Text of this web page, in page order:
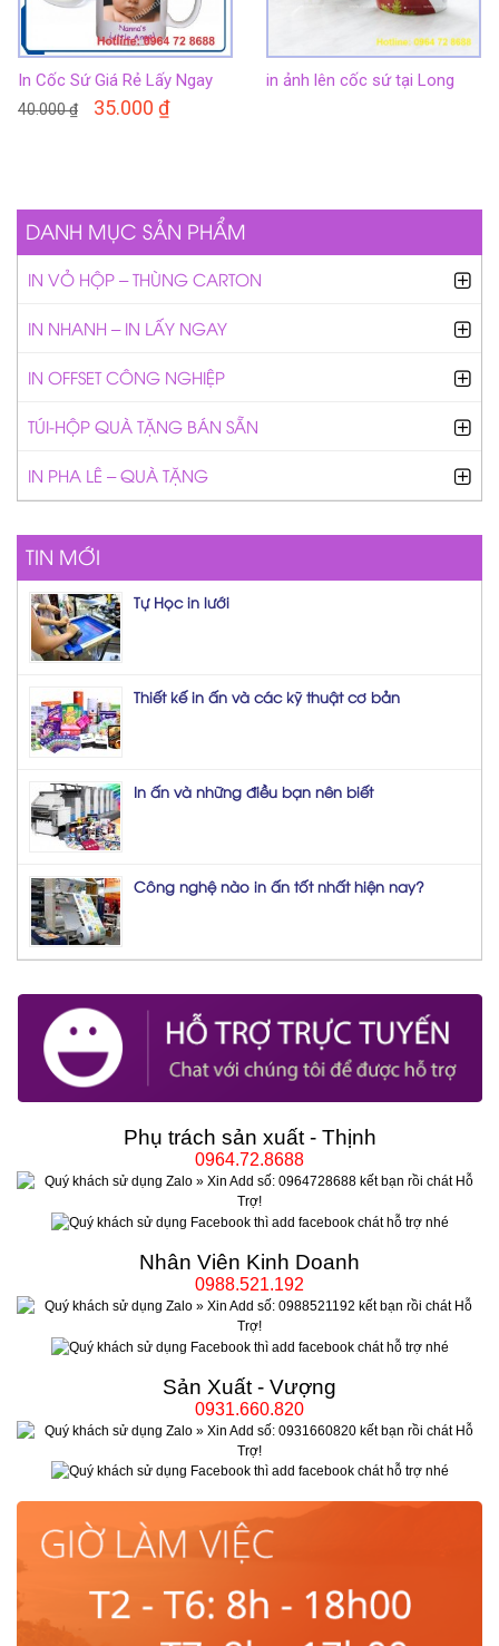
In Cốc Sứ Giá Rẻ Lấy Ngay
40.000₫ 35.000 ₫
in ảnh lên cốc sứ tại Long
DANH MỤC SẢN PHẨM
IN VỎ HỘP – THÙNG CARTON
IN NHANH – IN LẤY NGAY
IN OFFSET CÔNG NGHIỆP
TÚI-HỘP QUÀ TẶNG BÁN SẴN
IN PHA LÊ – QUÀ TẶNG
TIN MỚI
Tự Học in lưới
Thiết kế in ấn và các kỹ thuật cơ bản
In ấn và những điều bạn nên biết
Công nghệ nào in ấn tốt nhất hiện nay?
Phụ trách sản xuất - Thịnh
0964.72.8688
Nhân Viên Kinh Doanh
0988.521.192
Sản Xuất - Vượng
0931.660.820